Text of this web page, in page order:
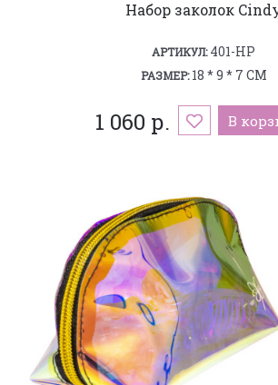
Набор заколок
АРТИКУЛ:401-HP
РАЗМЕР:18 * 9 * 7 СМ
1 060 р. В